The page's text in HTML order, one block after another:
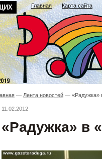
Главная Карта сайта
Лента новостей «Радужка»
11.02.2012
«Радужка» в